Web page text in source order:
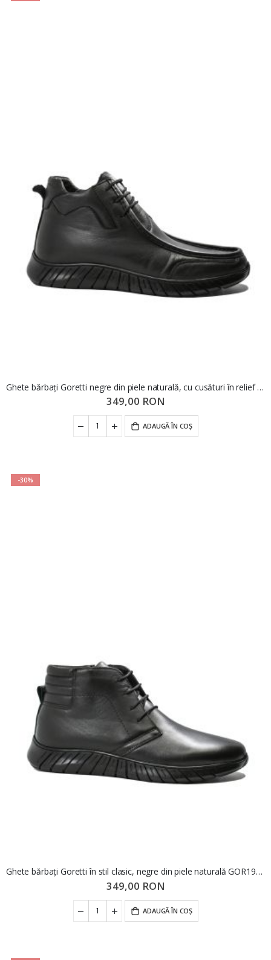
Ghete bărbați Goretti negre din piele naturală, cu cusături în relief GOR1946
349,00 RON
ADAUGĂ ÎN COȘ
-30%
Ghete bărbați Goretti în stil clasic, negre din piele naturală GOR1948
349,00 RON
ADAUGĂ ÎN COȘ